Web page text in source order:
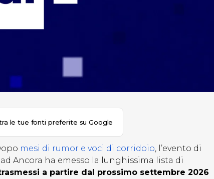
le tue fonti preferite su Google
mesi di rumor e voci di corridoio, l’evento di
Ancora ha emesso la lunghissima lista di
a partire dal prossimo settembre 2026